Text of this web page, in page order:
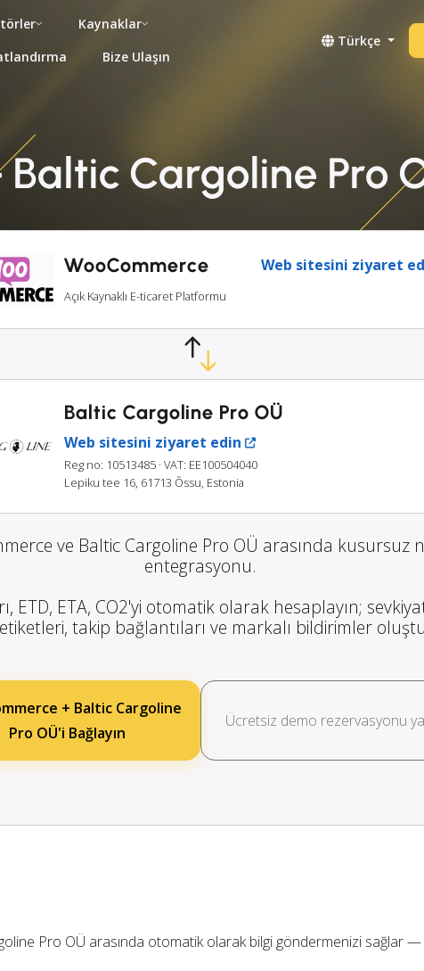
Kaynaklar
Bize Ulaşın
Türkçe
Cargoline Pro
WooCommerce Web sitesini ziyaret
Açık Kaynaklı E-ticaret Platformu
Baltic Cargoline Pro OÜ
Web sitesini ziyaret edin
Reg no: 10513485 · VAT: EE100504040
Lepiku tee 16, 61713 Õssu, Estonia
ve Baltic Cargoline Pro OÜ arasında kusursuz
entegrasyonu.
ETD, ETA, CO2'yi otomatik olarak hesaplayın;
takip bağlantıları ve markalı bildirimler
+ Baltic Cargoline
Pro OÜ'i Bağlayın
Ücretsiz demo rezervasyonu
Pro OÜ arasında otomatik olarak bilgi göndermenizi sağlar